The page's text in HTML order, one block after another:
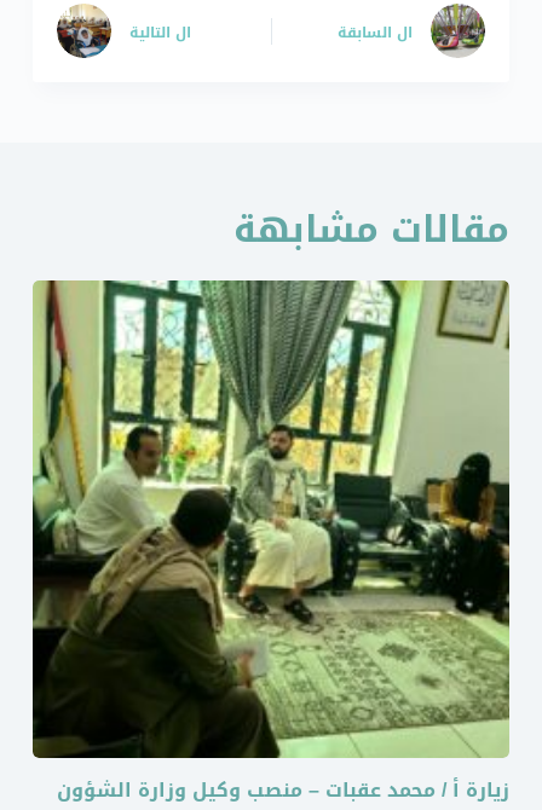
الالسابقة ال التالية
مقالات مشابهة
زيارة أ / محمد عقبات – منصب وكيل وزارة الشؤون